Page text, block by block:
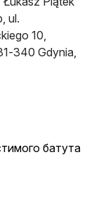
ul.
10,
340 Gdynia,
батута